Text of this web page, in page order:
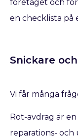
företaget och
en checklista på
Snickare
Vi får många
Rot-avdrag är
reparations-